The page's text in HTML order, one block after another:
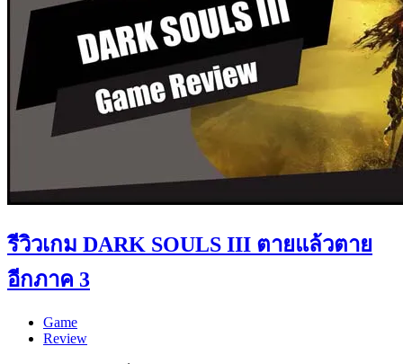
รีวิวเกม DARK SOULS III ตายแล้วตาย
อีกภาค 3
Game
Review